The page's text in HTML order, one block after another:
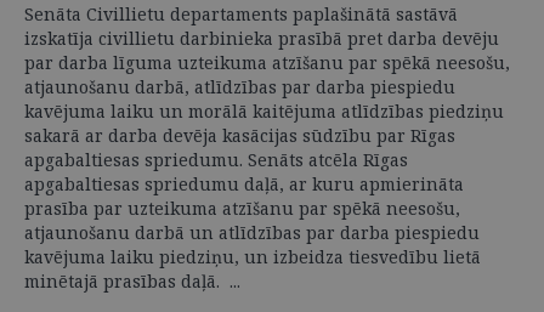
Senāta Civillietu departaments paplašinātā sastāvā
izskatīja civillietu darbinieka prasībā pret darba devēju
par darba līguma uzteikuma atzīšanu par spēkā neesošu,
atjaunošanu darbā, atlīdzības par darba piespiedu
kavējuma laiku un morālā kaitējuma atlīdzības piedziņu
sakarā ar darba devēja kasācijas sūdzību par Rīgas
apgabaltiesas spriedumu. Senāts atcēla Rīgas
apgabaltiesas spriedumu daļā, ar kuru apmierināta
prasība par uzteikuma atzīšanu par spēkā neesošu,
atjaunošanu darbā un atlīdzības par darba piespiedu
kavējuma laiku piedziņu, un izbeidza tiesvedību lietā
minētajā prasības daļā. ...